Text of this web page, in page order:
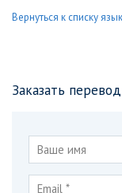
Вернуться к списку
Заказать перевод